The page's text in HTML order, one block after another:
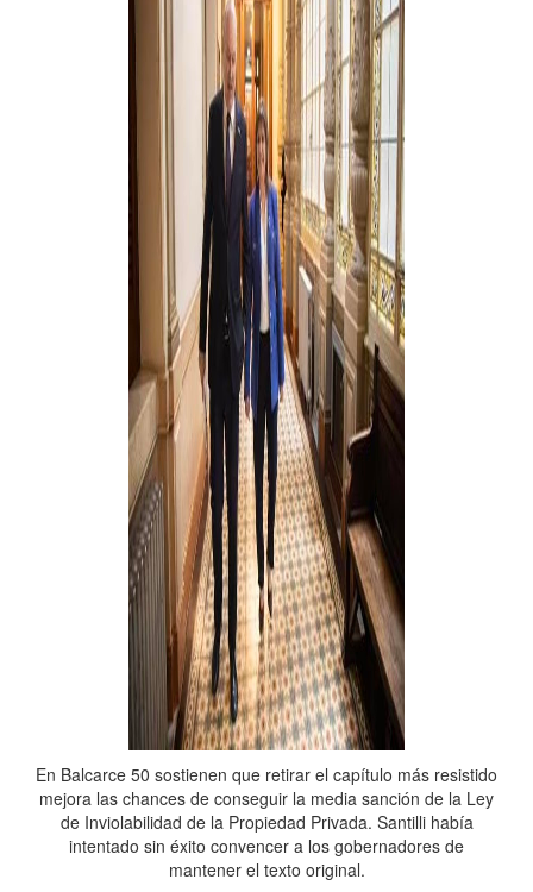
En Balcarce 50 sostienen que retirar el capítulo más resistido
mejora las chances de conseguir la media sanción de la Ley
de Inviolabilidad de la Propiedad Privada. Santilli había
intentado sin éxito convencer a los gobernadores de
mantener el texto original.